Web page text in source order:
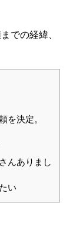
での経緯、
を決定。
んありまし
い